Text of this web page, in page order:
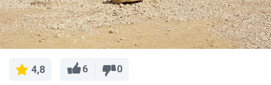
4,8 6 0